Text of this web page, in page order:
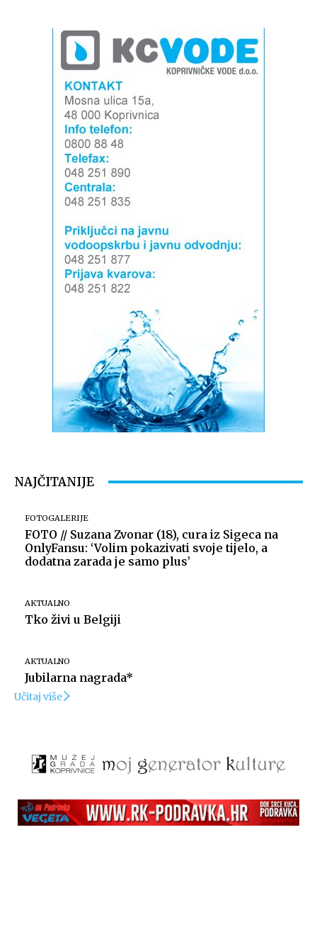
NAJČITANIJE
FOTOGALERIJE
FOTO // Suzana Zvonar (18), cura iz Sigeca na
OnlyFansu: ‘Volim pokazivati svoje tijelo, a
dodatna zarada je samo plus’
AKTUALNO
Tko živi u Belgiji
AKTUALNO
Jubilarna nagrada*
Učitaj više